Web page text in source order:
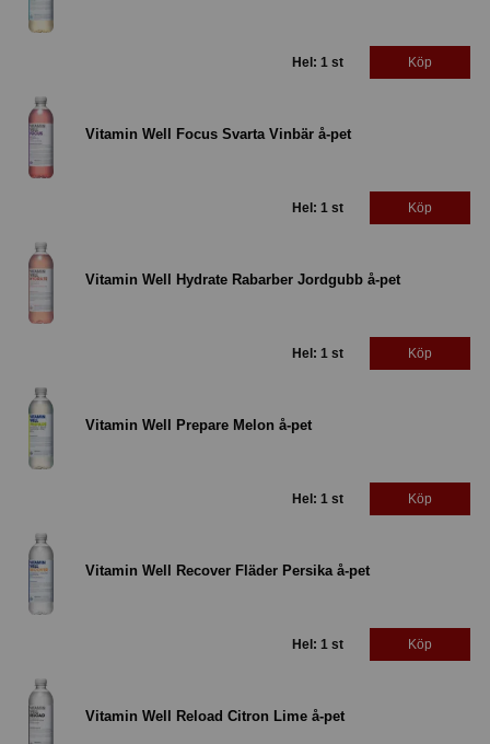
Hel: 1 st Köp
Vitamin Well Focus Svarta Vinbär å-pet
Hel: 1 st Köp
Vitamin Well Hydrate Rabarber Jordgubb å-pet
Hel: 1 st Köp
Vitamin Well Prepare Melon å-pet
Hel: 1 st Köp
Vitamin Well Recover Fläder Persika å-pet
Hel: 1 st Köp
Vitamin Well Reload Citron Lime å-pet